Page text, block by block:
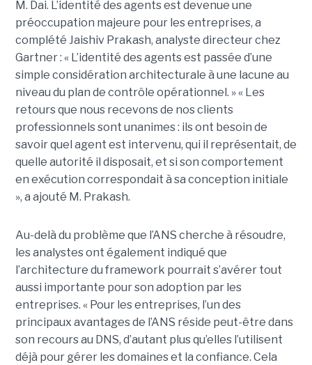
M. Dai. L’identité des agents est devenue une
préoccupation majeure pour les entreprises, a
complété Jaishiv Prakash, analyste directeur chez
Gartner : « L’identité des agents est passée d’une
simple considération architecturale à une lacune au
niveau du plan de contrôle opérationnel. »« Les
retours que nous recevons de nos clients
professionnels sont unanimes : ils ont besoin de
savoir quel agent est intervenu, qui il représentait, de
quelle autorité il disposait, et si son comportement
en exécution correspondait à sa conception initiale
», a ajouté M. Prakash.
Au-delà du problème que l’ANS cherche à résoudre,
les analystes ont également indiqué que
l’architecture du framework pourrait s’avérer tout
aussi importante pour son adoption par les
entreprises. « Pour les entreprises, l’un des
principaux avantages de l’ANS réside peut-être dans
son recours au DNS, d’autant plus qu’elles l’utilisent
déjà pour gérer les domaines et la confiance. Cela